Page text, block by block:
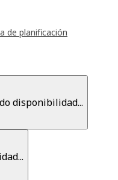
de planificación
disponibilidad...